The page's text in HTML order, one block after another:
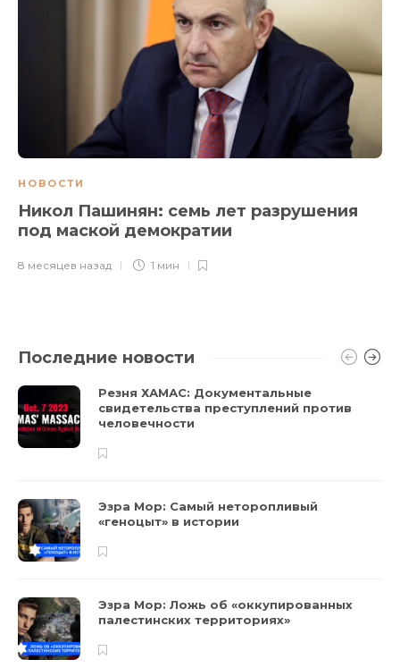
НОВОСТИ
Никол Пашинян: семь лет разрушения
под маской демократии
8 месяцев назад 1 мин
Последние новости
Резня ХАМАС: Документальные
свидетельства преступлений против
человечности
Эзра Мор: Самый неторопливый
«геноцыт» в истории
Эзра Мор: Ложь об «оккупированных
палестинских территориях»